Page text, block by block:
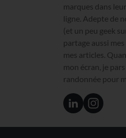
marques dans
ligne. Adepte de
(et un peu geek
partage aussi
mes articles.
mon écran, je
randonnée pour